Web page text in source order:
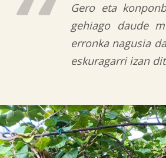
Gero eta
gehiago daude
erronka nagusia
eskuragarri izan